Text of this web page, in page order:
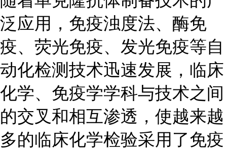
泛应用，免疫浊度法、酶免
疫、荧光免疫、发光免疫等自
动化检测技术迅速发展，临床
化学、免疫学学科与技术之间
的交叉和相互渗透，使越来越
多的临床化学检验采用了免疫